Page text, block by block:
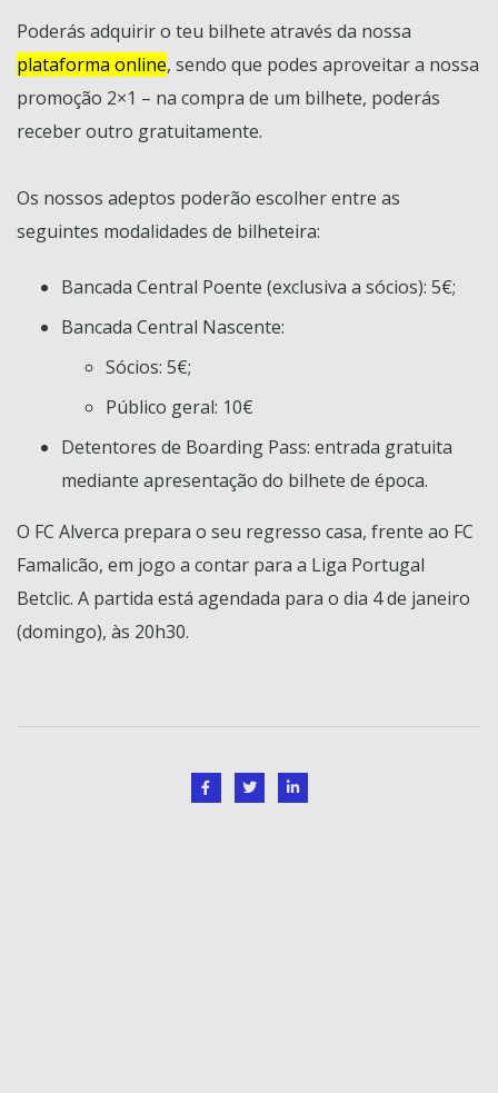
Poderás adquirir o teu bilhete através da nossa
plataforma online, sendo que podes aproveitar a nossa
promoção 2×1 – na compra de um bilhete, poderás
receber outro gratuitamente.
Os nossos adeptos poderão escolher entre as
seguintes modalidades de bilheteira:
Bancada Central Poente (exclusiva a sócios): 5€;
Bancada Central Nascente:
Sócios: 5€;
Público geral: 10€
Detentores de Boarding Pass: entrada gratuita
mediante apresentação do bilhete de época.
O FC Alverca prepara o seu regresso casa, frente ao FC
Famalicão, em jogo a contar para a Liga Portugal
Betclic. A partida está agendada para o dia 4 de janeiro
(domingo), às 20h30.